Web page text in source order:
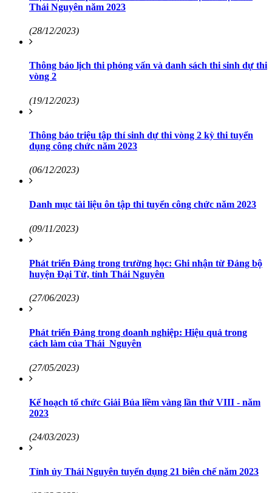
Thái Nguyên năm 2023
(28/12/2023)
Thông báo lịch thi phỏng vấn và danh sách thi sinh dự thi
vòng 2
(19/12/2023)
Thông báo triệu tập thí sinh dự thi vòng 2 kỳ thi tuyển
dụng công chức năm 2023
(06/12/2023)
Danh mục tài liệu ôn tập thi tuyển công chức năm 2023
(09/11/2023)
Phát triển Đảng trong trường học: Ghi nhận từ Đảng bộ
huyện Đại Từ, tỉnh Thái Nguyên
(27/06/2023)
Phát triển Đảng trong doanh nghiệp: Hiệu quả trong
cách làm của Thái Nguyên
(27/05/2023)
Kế hoạch tổ chức Giải Búa liềm vàng lần thứ VIII - năm
2023
(24/03/2023)
Tỉnh ủy Thái Nguyên tuyển dụng 21 biên chế năm 2023